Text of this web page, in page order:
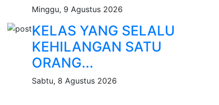
Minggu, 9 Agustus 2026
KELAS YANG SELALU
KEHILANGAN SATU
ORANG...
Sabtu, 8 Agustus 2026